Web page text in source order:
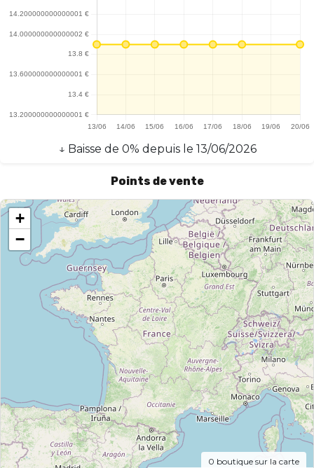
↓ Baisse de 0% depuis le 13/06/2026
Points de vente
+
−
0 boutique sur la carte